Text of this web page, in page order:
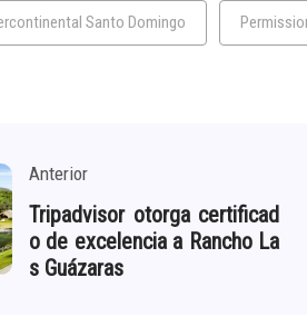
Santo Domingo
Anterior
Tripadvisor otorga certificad
o de excelencia a Rancho La
s Guázaras